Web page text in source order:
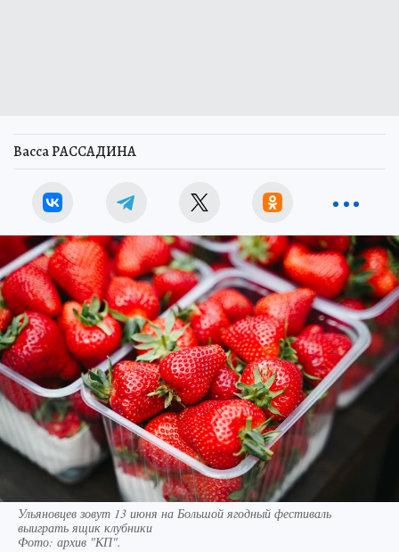
Васса РАССАДИНА
Ульяновцев зовут 13 июня на Большой ягодный фестиваль
выиграть ящик клубники
Фото: архив "КП".